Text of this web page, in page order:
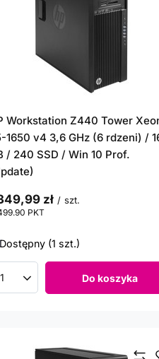
Workstation Z440 Tower
1650 v4 3,6 GHz (6 rdzeni) /
/ 240 SSD / Win 10 Prof.
zł / szt.
PKT
Dostępny (1 szt.)
Ilość produktów Do koszyka